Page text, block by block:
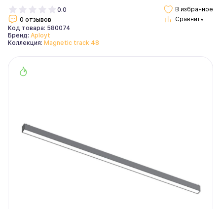
0.0
0 отзывов
Код товара: 580074
Бренд: Aployt
Коллекция: Magnetic track 48